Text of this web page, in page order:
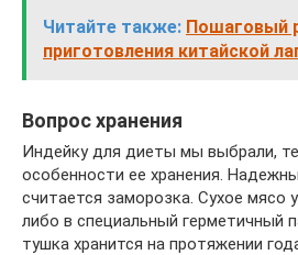
Читайте также: Пошаговый
приготовления китайской
Вопрос хранения
Индейку для диеты мы выбрали,
особенности ее хранения.
считается заморозка. Сухое мясо
либо в специальный герметичный
тушка хранится на протяжении